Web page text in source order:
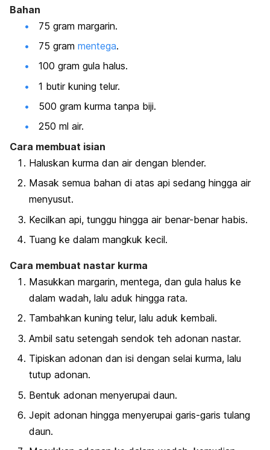
Bahan
75 gram margarin.
75 gram mentega.
100 gram gula halus.
1 butir kuning telur.
500 gram kurma tanpa biji.
250 ml air.
Cara membuat isian
Haluskan kurma dan air dengan blender.
Masak semua bahan di atas api sedang hingga air
menyusut.
Kecilkan api, tunggu hingga air benar-benar habis.
Tuang ke dalam mangkuk kecil.
Cara membuat nastar kurma
Masukkan margarin, mentega, dan gula halus ke
dalam wadah, lalu aduk hingga rata.
Tambahkan kuning telur, lalu aduk kembali.
Ambil satu setengah sendok teh adonan nastar.
Tipiskan adonan dan isi dengan selai kurma, lalu
tutup adonan.
Bentuk adonan menyerupai daun.
Jepit adonan hingga menyerupai garis-garis tulang
daun.